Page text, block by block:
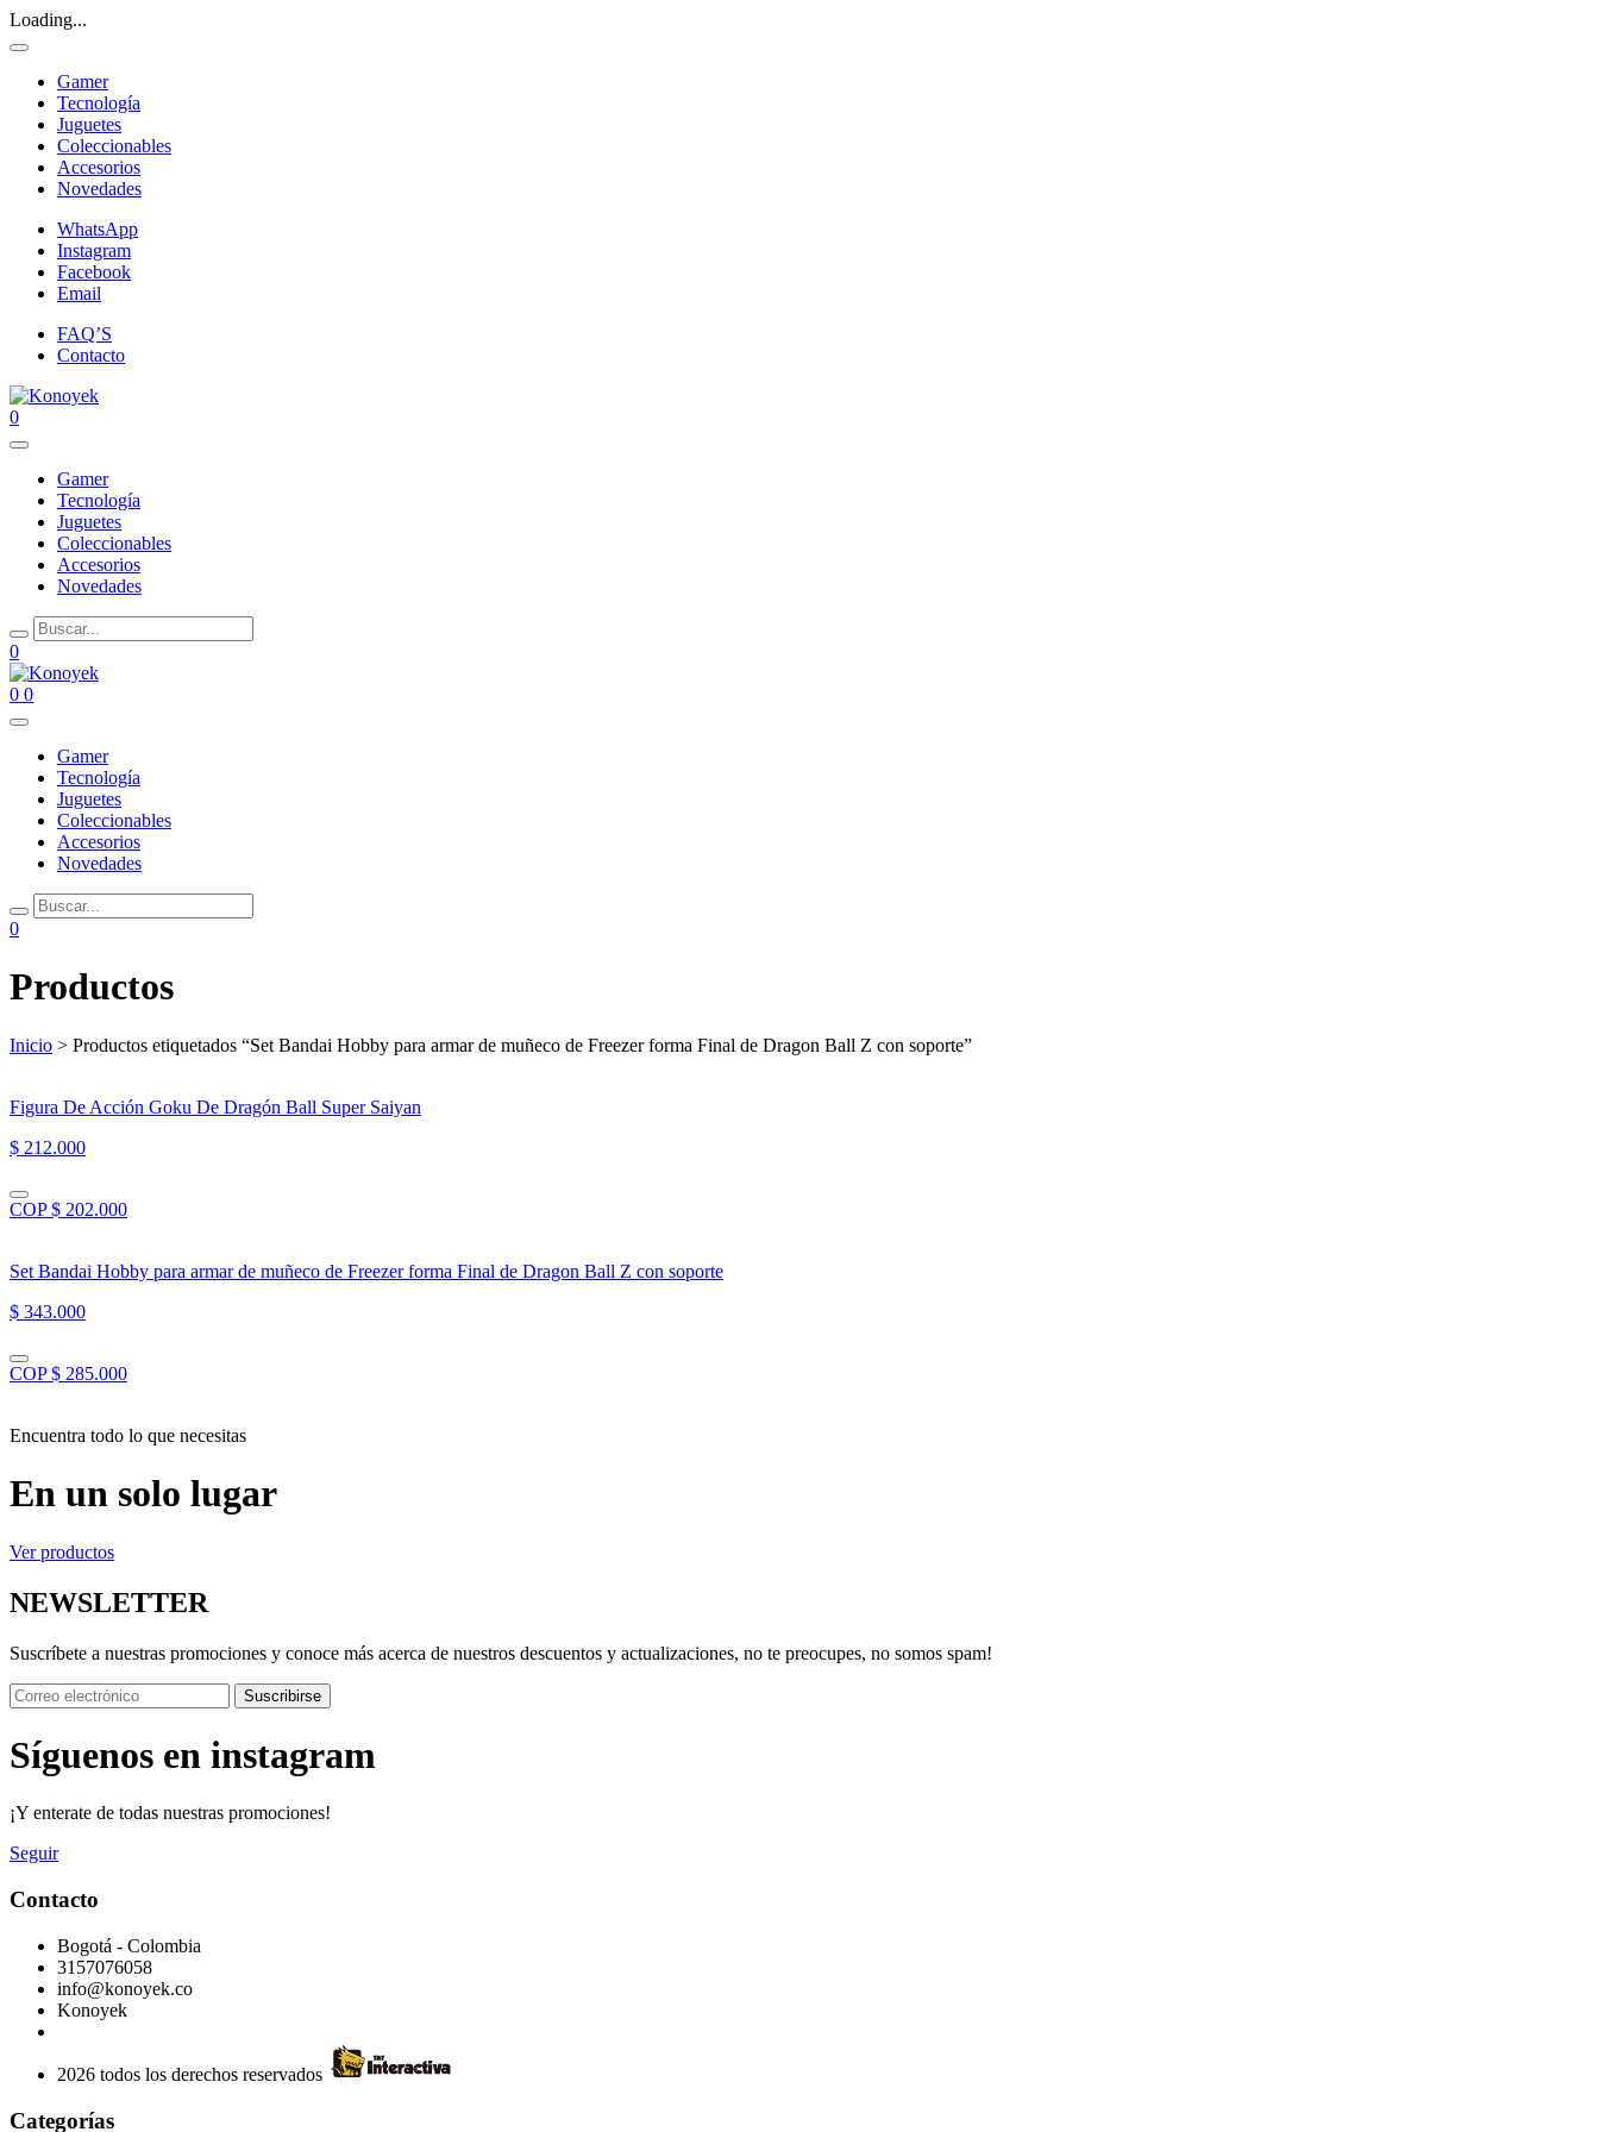
Loading...
Gamer
Tecnología
Juguetes
Coleccionables
Accesorios
Novedades
WhatsApp
Instagram
Facebook
Email
FAQ’S
Contacto
0
Gamer
Tecnología
Juguetes
Coleccionables
Accesorios
Novedades
0
0 0
Gamer
Tecnología
Juguetes
Coleccionables
Accesorios
Novedades
0
Productos
Inicio > Productos etiquetados “Set Bandai Hobby para armar de muñeco de Freezer forma Final de Dragon Ball Z con soporte”
Figura De Acción Goku De Dragón Ball Super Saiyan
$ 212.000
COP $ 202.000
Set Bandai Hobby para armar de muñeco de Freezer forma Final de Dragon Ball Z con soporte
$ 343.000
COP $ 285.000
Encuentra todo lo que necesitas
En un solo lugar
Ver productos
NEWSLETTER
Suscríbete a nuestras promociones y conoce más acerca de nuestros descuentos y actualizaciones, no te preocupes, no somos spam!
Suscribirse
Síguenos en instagram
¡Y enterate de todas nuestras promociones!
Seguir
Contacto
Bogotá - Colombia
3157076058
info@konoyek.co
Konoyek
2026 todos los derechos reservados
Categorías